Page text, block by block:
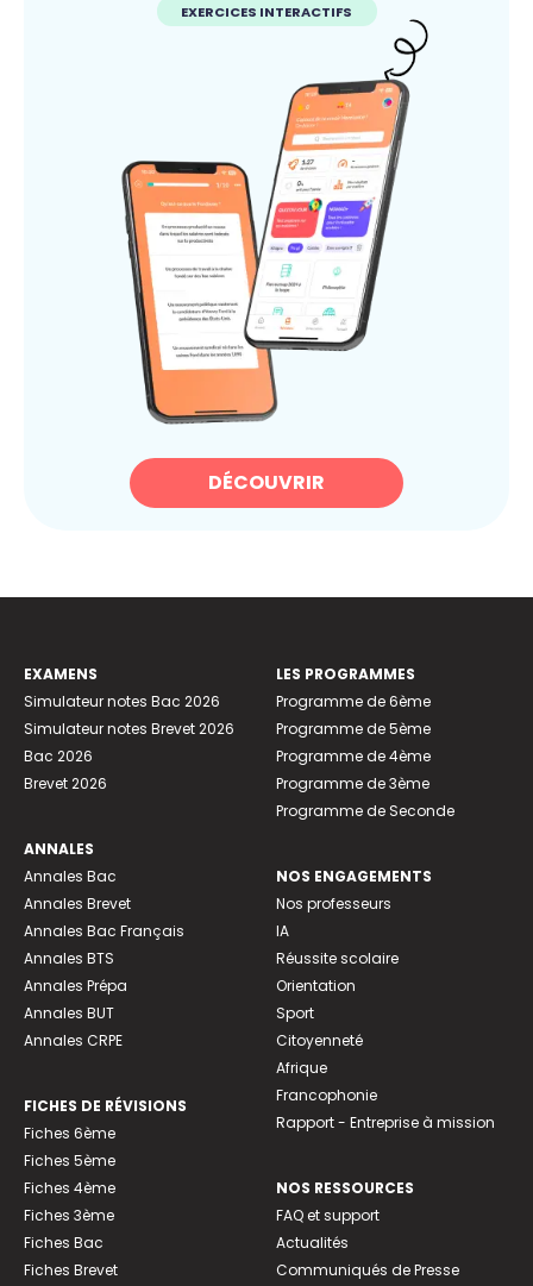
EXERCICES INTERACTIFS
DÉCOUVRIR
EXAMENS
Simulateur notes Bac 2026
Simulateur notes Brevet 2026
Bac 2026
Brevet 2026
ANNALES
Annales Bac
Annales Brevet
Annales Bac Français
Annales BTS
Annales Prépa
Annales BUT
Annales CRPE
FICHES DE RÉVISIONS
Fiches 6ème
Fiches 5ème
Fiches 4ème
Fiches 3ème
Fiches Bac
Fiches Brevet
LES PROGRAMMES
Programme de 6ème
Programme de 5ème
Programme de 4ème
Programme de 3ème
Programme de Seconde
NOS ENGAGEMENTS
Nos professeurs
IA
Réussite scolaire
Orientation
Sport
Citoyenneté
Afrique
Francophonie
Rapport - Entreprise à mission
NOS RESSOURCES
FAQ et support
Actualités
Communiqués de Presse